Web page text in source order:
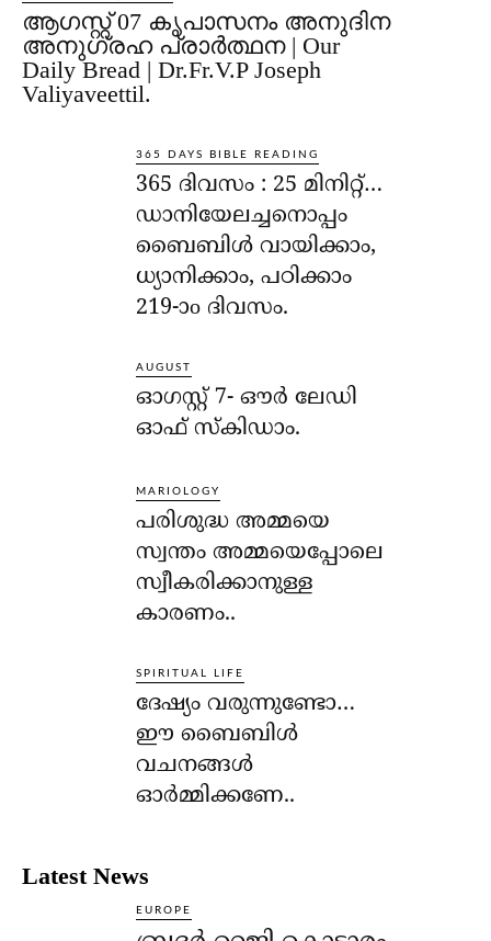
ആഗസ്റ്റ് 07 കൃപാസനം അനുദിന
അനുഗ്രഹ പ്രാർത്ഥന | Our
Daily Bread | Dr.Fr.V.P Joseph
Valiyaveettil.
365 DAYS BIBLE READING
365 ദിവസം : 25 മിനിറ്റ്…
ഡാനിയേലച്ചനൊപ്പം
ബൈബിൾ വായിക്കാം,
ധ്യാനിക്കാം, പഠിക്കാം
219-ാo ദിവസം.
AUGUST
ഓഗസ്റ്റ് 7- ഔര്‍ ലേഡി
ഓഫ് സ്‌കിഡാം.
MARIOLOGY
പരിശുദ്ധ അമ്മയെ
സ്വന്തം അമ്മയെപ്പോലെ
സ്വീകരിക്കാനുള്ള
കാരണം..
SPIRITUAL LIFE
ദേഷ്യം വരുന്നുണ്ടോ…
ഈ ബൈബിള്‍
വചനങ്ങള്‍
ഓര്‍മ്മിക്കണേ..
Latest News
EUROPE